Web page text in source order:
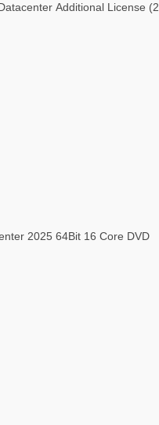
Additional License (2
2025 64Bit 16 Core DVD